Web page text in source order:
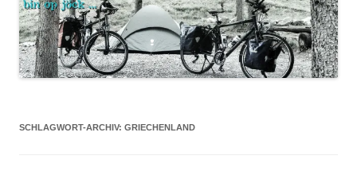
SCHLAGWORT-ARCHIV: GRIECHENLAND